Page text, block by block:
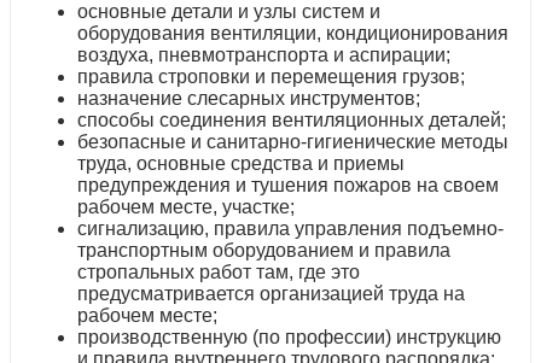
основные детали и узлы систем и
оборудования вентиляции, кондиционирования
воздуха, пневмотранспорта и аспирации;
правила строповки и перемещения грузов;
назначение слесарных инструментов;
способы соединения вентиляционных деталей;
безопасные и санитарно-гигиенические методы
труда, основные средства и приемы
предупреждения и тушения пожаров на своем
рабочем месте, участке;
сигнализацию, правила управления подъемно-
транспортным оборудованием и правила
стропальных работ там, где это
предусматривается организацией труда на
рабочем месте;
производственную (по профессии) инструкцию
и правила внутреннего трудового распорядка;